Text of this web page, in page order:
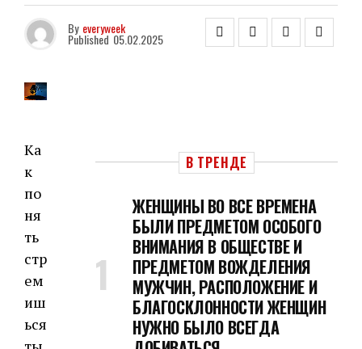
By everyweek
Published 05.02.2025
Ка
к
по
ня
ть
стр
ем
иш
ься
В ТРЕНДЕ
ЖЕНЩИНЫ ВО ВСЕ ВРЕМЕНА
БЫЛИ ПРЕДМЕТОМ ОСОБОГО
ВНИМАНИЯ В ОБЩЕСТВЕ И
ПРЕДМЕТОМ ВОЖДЕЛЕНИЯ
МУЖЧИН, РАСПОЛОЖЕНИЕ И
БЛАГОСКЛОННОСТИ ЖЕНЩИН
НУЖНО БЫЛО ВСЕГДА